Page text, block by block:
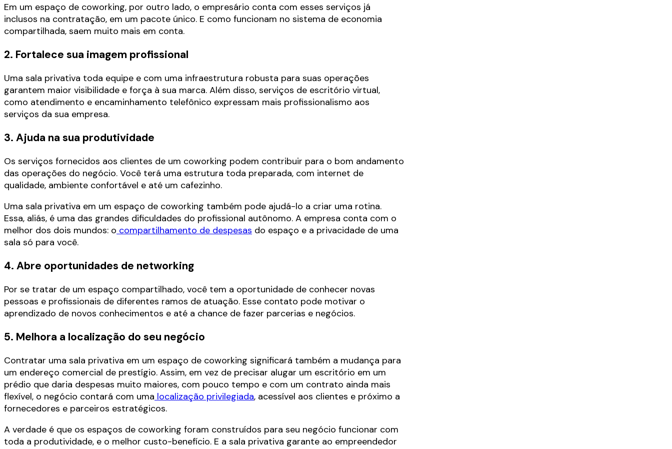
Em um espaço de coworking, por outro lado, o empresário conta com esses serviços já
inclusos na contratação, em um pacote único. E como funcionam no sistema de economia
compartilhada, saem muito mais em conta.
2. Fortalece sua imagem profissional
Uma sala privativa toda equipe e com uma infraestrutura robusta para suas operações
garantem maior visibilidade e força à sua marca. Além disso, serviços de escritório virtual,
como atendimento e encaminhamento telefônico expressam mais profissionalismo aos
serviços da sua empresa.
3. Ajuda na sua produtividade
Os serviços fornecidos aos clientes de um coworking podem contribuir para o bom andamento
das operações do negócio. Você terá uma estrutura toda preparada, com internet de
qualidade, ambiente confortável e até um cafezinho.
Uma sala privativa em um espaço de coworking também pode ajudá-lo a criar uma rotina.
Essa, aliás, é uma das grandes dificuldades do profissional autônomo. A empresa conta com o
melhor dos dois mundos: o compartilhamento de despesas do espaço e a privacidade de uma
sala só para você.
4. Abre oportunidades de networking
Por se tratar de um espaço compartilhado, você tem a oportunidade de conhecer novas
pessoas e profissionais de diferentes ramos de atuação. Esse contato pode motivar o
aprendizado de novos conhecimentos e até a chance de fazer parcerias e negócios.
5. Melhora a localização do seu negócio
Contratar uma sala privativa em um espaço de coworking significará também a mudança para
um endereço comercial de prestígio. Assim, em vez de precisar alugar um escritório em um
prédio que daria despesas muito maiores, com pouco tempo e com um contrato ainda mais
flexível, o negócio contará com uma localização privilegiada, acessível aos clientes e próximo a
fornecedores e parceiros estratégicos.
A verdade é que os espaços de coworking foram construídos para seu negócio funcionar com
toda a produtividade, e o melhor custo-benefício. E a sala privativa garante ao empreendedor